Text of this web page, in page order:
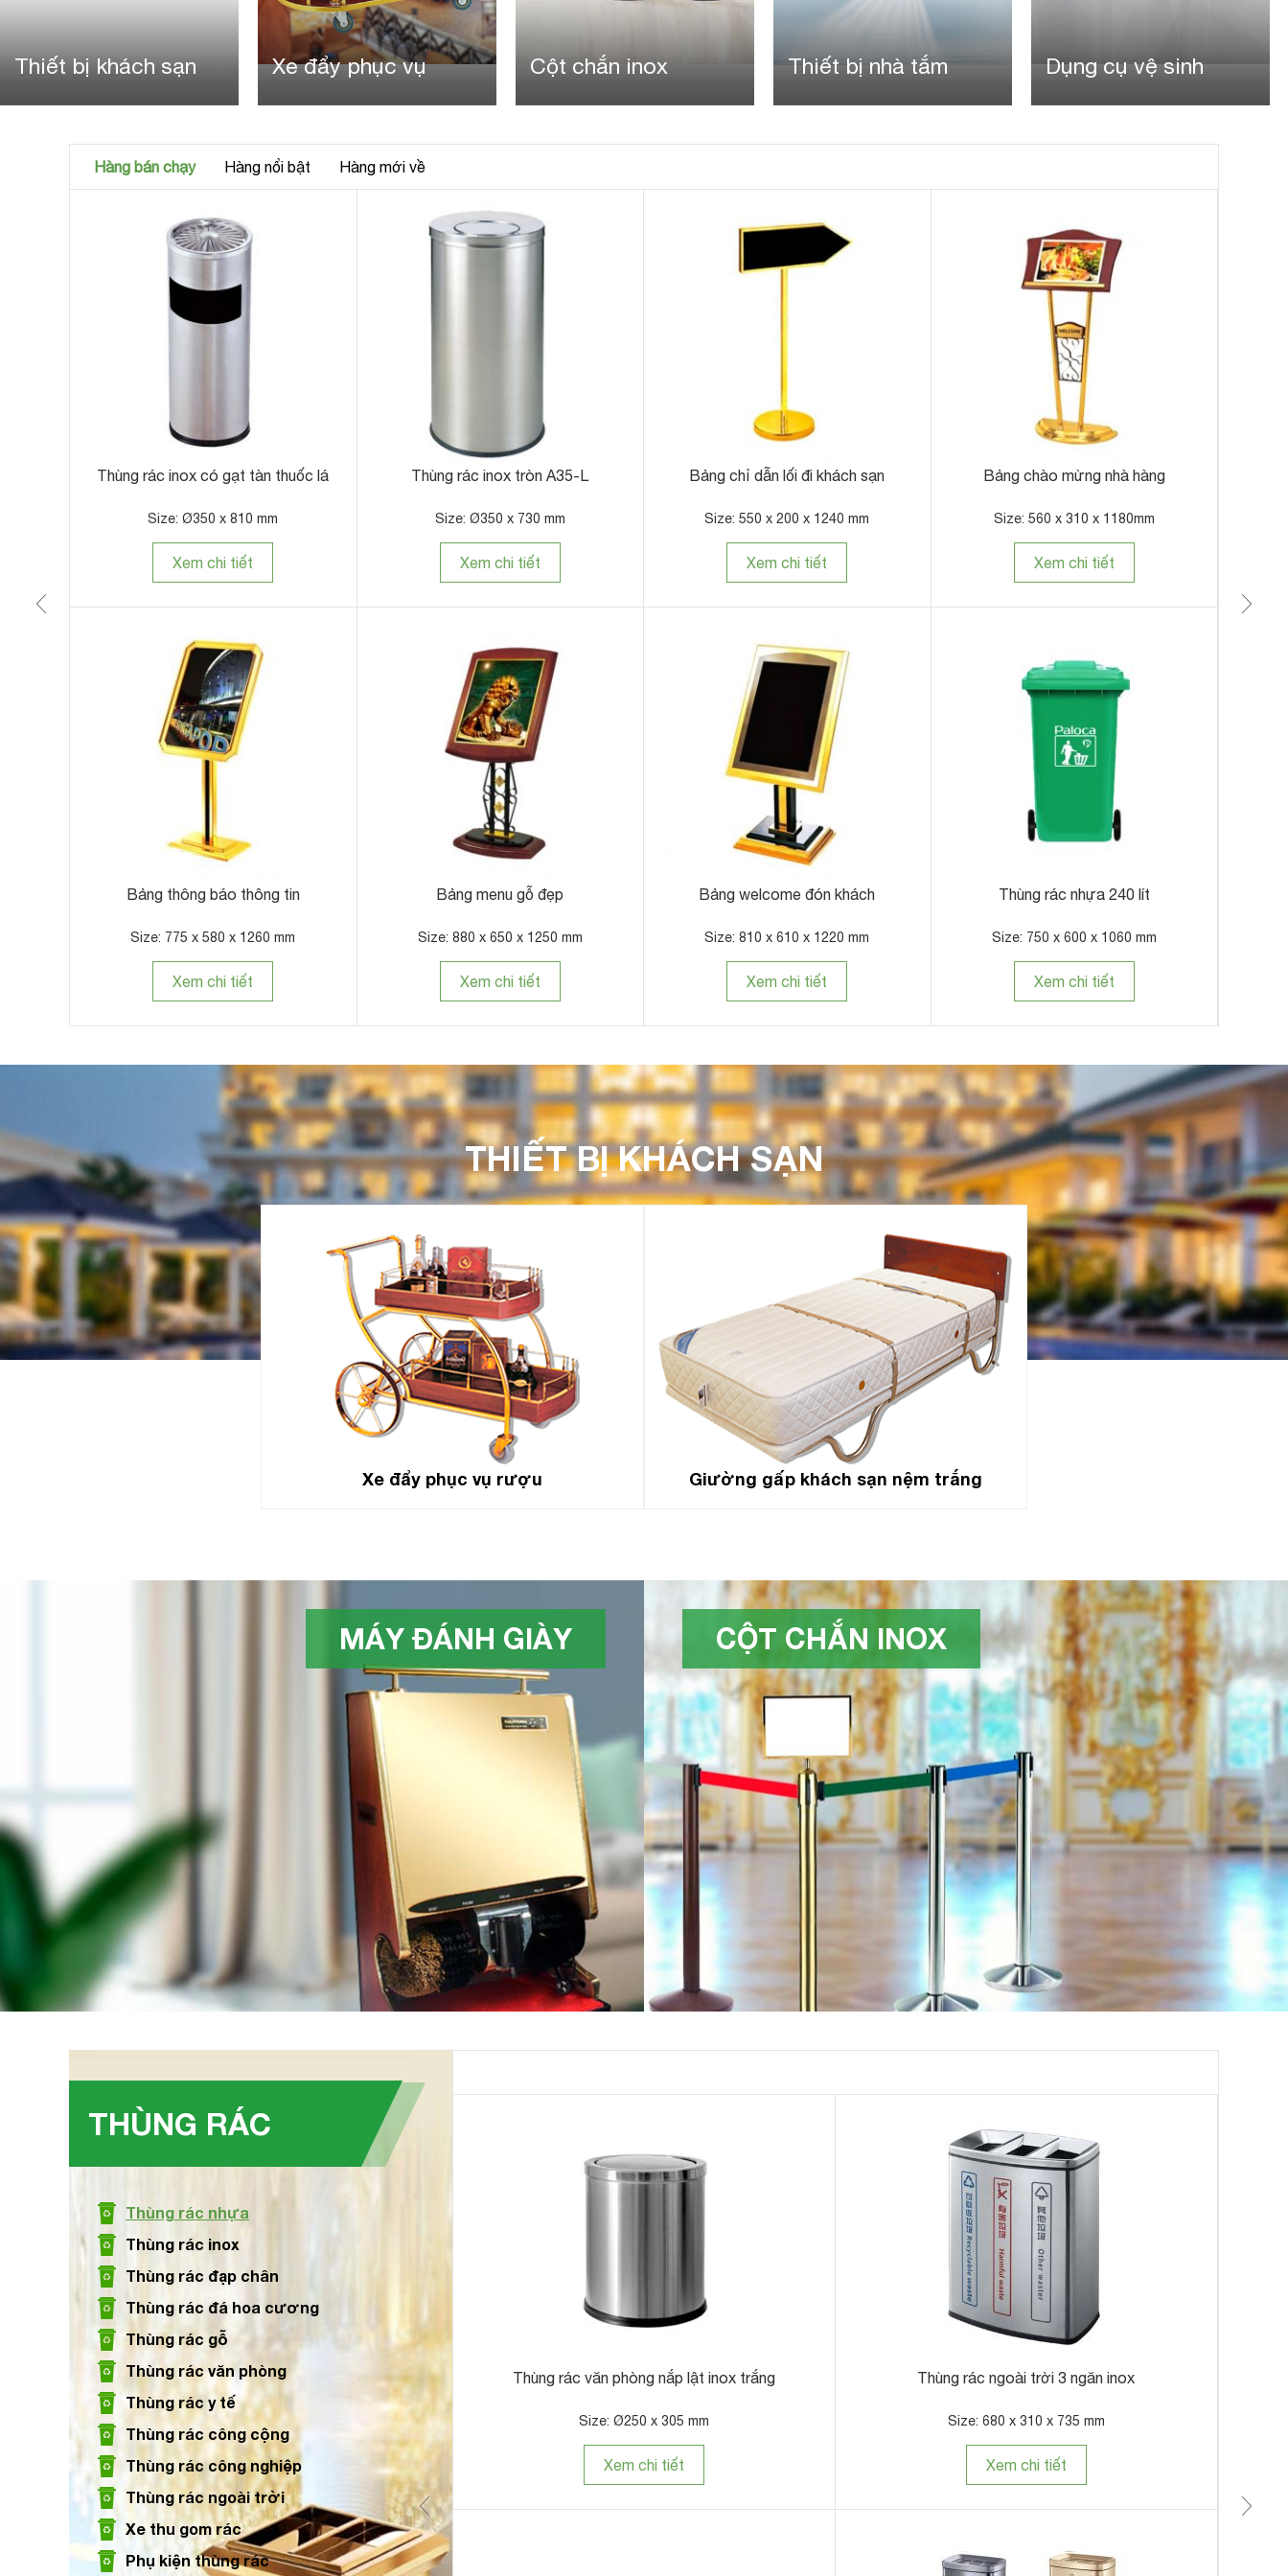
Thiết bị khách sạn Xe đẩy phục vụ Cột chắn inox Thiết bị nhà tắm Dụng cụ vệ sinh
Hàng bán chạy Hàng nổi bật Hàng mới về
Thùng rác inox có gạt tàn thuốc lá
Size: Ø350 x 810 mm
Xem chi tiết
Thùng rác inox tròn A35-L
Size: Ø350 x 730 mm
Xem chi tiết
Bảng chỉ dẫn lối đi khách sạn
Size: 550 x 200 x 1240 mm
Xem chi tiết
Bảng chào mừng nhà hàng
Size: 560 x 310 x 1180mm
Xem chi tiết
Bảng thông báo thông tin
Size: 775 x 580 x 1260 mm
Xem chi tiết
Bảng menu gỗ đẹp
Size: 880 x 650 x 1250 mm
Xem chi tiết
Bảng welcome đón khách
Size: 810 x 610 x 1220 mm
Xem chi tiết
Thùng rác nhựa 240 lít
Size: 750 x 600 x 1060 mm
Xem chi tiết
THIẾT BỊ KHÁCH SẠN
Xe đẩy phục vụ rượu Giường gấp khách sạn nệm trắng
MÁY ĐÁNH GIÀY CỘT CHẮN INOX
THÙNG RÁC
Thùng rác nhựa
Thùng rác inox
Thùng rác đạp chân
Thùng rác đá hoa cương
Thùng rác gỗ
Thùng rác văn phòng
Thùng rác y tế
Thùng rác công cộng
Thùng rác công nghiệp
Thùng rác ngoài trời
Xe thu gom rác
Phụ kiện thùng rác
Thùng rác inox trắng vuông nắp bập bênh
Thùng rác thép sơn đen nắp hở Ø25
Size: Ø250 x 305 mm
Xem chi tiết
Thùng rác văn phòng nắp lật inox trắng
Size: Ø250 x 305 mm
Xem chi tiết
Thùng rác ngoài trời 3 ngăn inox
Size: 680 x 310 x 735 mm
Xem chi tiết